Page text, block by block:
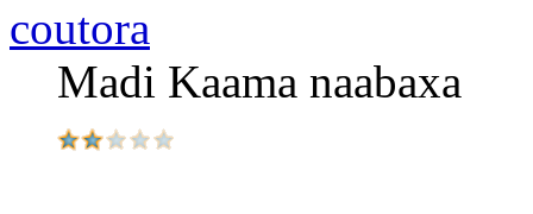
coutora
Madi Kaama naabaxa